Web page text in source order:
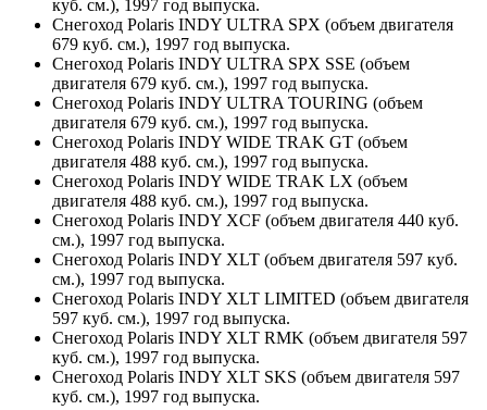
куб. см.), 1997 год выпуска.
Снегоход Polaris INDY ULTRA SPX (объем двигателя
679 куб. см.), 1997 год выпуска.
Снегоход Polaris INDY ULTRA SPX SSE (объем
двигателя 679 куб. см.), 1997 год выпуска.
Снегоход Polaris INDY ULTRA TOURING (объем
двигателя 679 куб. см.), 1997 год выпуска.
Снегоход Polaris INDY WIDE TRAK GT (объем
двигателя 488 куб. см.), 1997 год выпуска.
Снегоход Polaris INDY WIDE TRAK LX (объем
двигателя 488 куб. см.), 1997 год выпуска.
Снегоход Polaris INDY XCF (объем двигателя 440 куб.
см.), 1997 год выпуска.
Снегоход Polaris INDY XLT (объем двигателя 597 куб.
см.), 1997 год выпуска.
Снегоход Polaris INDY XLT LIMITED (объем двигателя
597 куб. см.), 1997 год выпуска.
Снегоход Polaris INDY XLT RMK (объем двигателя 597
куб. см.), 1997 год выпуска.
Снегоход Polaris INDY XLT SKS (объем двигателя 597
куб. см.), 1997 год выпуска.